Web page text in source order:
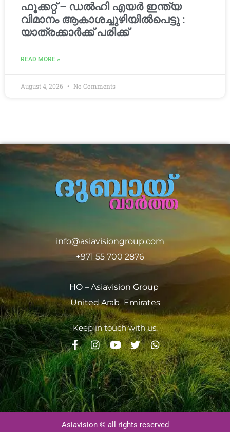
ഫൂക്കറ്റ് – ഡൽഹി എയര്‍ ഇന്ത്യ
വിമാനം ആകാശച്ചുഴിയില്‍പെട്ടു :
യാത്രക്കാര്‍ക്ക് പരിക്ക്
READ MORE »
August 4, 2026 No Comments
info@asiavisiongroup.com
+971 55 700 2876
HO – Asiavision Group
United Arab Emirates
Keep in touch with us.
Asiavision © all rights reserved